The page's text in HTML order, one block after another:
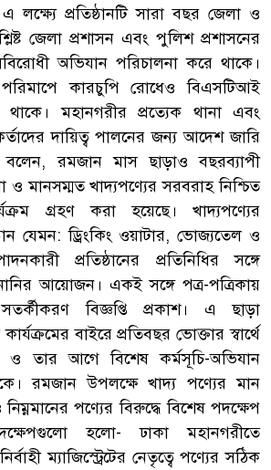
লক্ষ্যে প্রতিষ্ঠানটি সারা বছর জেলা ও
জেলা প্রশাসন এবং পুলিশ প্রশাসনের
অভিযান পরিচালনা করে থাকে।
কারচুপি রোধেও বিএসটিআই
থাকে। মহানগরীর প্রত্যেক থানা এবং
দায়িত্ব পালনের জন্য আদেশ জারি
বলেন, রমজান মাস ছাড়াও বছরব্যাপী
মানসম্মত খাদ্যপণ্যের সরবরাহ নিশ্চিত
গ্রহণ করা হয়েছে। খাদ্যপণ্যের
যেমন: ড্রিংকিং ওয়াটার, ভোজ্যতেল ও
প্রতিষ্ঠানের প্রতিনিধির সঙ্গে
আয়োজন। একই সঙ্গে পত্র-পত্রিকায়
বিজ্ঞপ্তি প্রকাশ। এ ছাড়া
বাইরে প্রতিবছর ভোক্তার স্বার্থে
ও তার আগে বিশেষ কর্মসূচি-অভিযান
রমজান উপলক্ষে খাদ্য পণ্যের মান
পণ্যের বিরুদ্ধে বিশেষ পদক্ষেপ
হলো- ঢাকা মহানগরীতে
ম্যাজিস্ট্রেটের নেতৃত্বে পণ্যের সঠিক